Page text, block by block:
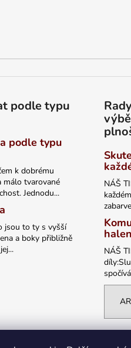
podle typu
podle typu
k dobrému
málo tvarované
Jednodu...
jsou to ty s vyšší
a boky přibližně
NÁŠ
NÁŠ